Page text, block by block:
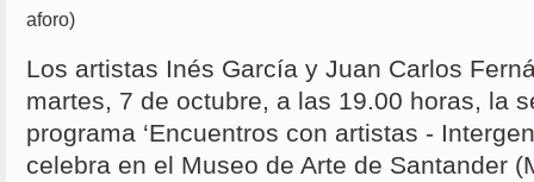
aforo)
Los artistas Inés García y Juan Carlos
martes, 7 de octubre, a las 19.00 horas, la
programa ‘Encuentros con artistas -
celebra en el Museo de Arte de Santander